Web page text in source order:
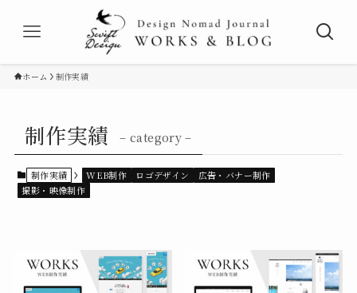
ホーム 制作実績
制作実績 – category –
制作実績 WEB制作 ロゴデザイン
広告・バナー制作
撮影・映像制作